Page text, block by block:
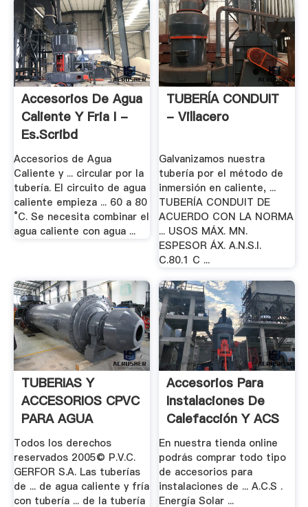
Accesorios De Agua
Caliente Y Fria I -
Es.scribd
Accesorios de Agua
Caliente y ... circular por la
tubería. El circuito de agua
caliente empieza ... 60 a 80
°C. Se necesita combinar el
agua caliente con agua ...
TUBERÍA CONDUIT
- Villacero
Galvanizamos nuestra
tubería por el método de
inmersión en caliente, ...
TUBERÍA CONDUIT DE
ACUERDO CON LA NORMA
... USOS MÁX. MN.
ESPESOR ÁX. A.N.S.I.
C.80.1 C ...
TUBERIAS Y
ACCESORIOS CPVC
PARA AGUA
CALIENTE
Todos los derechos
reservados 2005© P.V.C.
GERFOR S.A. Las tuberías
de ... de agua caliente y fría
con tubería ... de la tubería
Accesorios Para
Instalaciones De
Calefacción Y ACS
...
En nuestra tienda online
podrás comprar todo tipo
de accesorios para
instalaciones de ... A.C.S .
Energía Solar ...